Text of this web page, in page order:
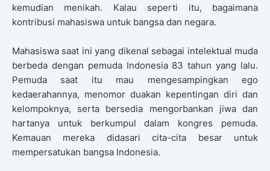
kemudian menikah. Kalau seperti itu, bagaimana
kontribusi mahasiswa untuk bangsa dan negara.
Mahasiswa saat ini yang dikenal sebagai intelektual muda
berbeda dengan pemuda Indonesia 83 tahun yang lalu.
Pemuda saat itu mau mengesampingkan ego
kedaerahannya, menomor duakan kepentingan diri dan
kelompoknya, serta bersedia mengorbankan jiwa dan
hartanya untuk berkumpul dalam kongres pemuda.
Kemauan mereka didasari cita-cita besar untuk
mempersatukan bangsa Indonesia.